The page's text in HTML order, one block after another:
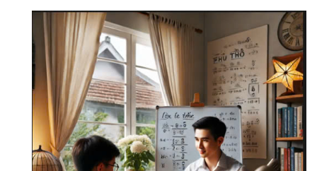
cung }
AC